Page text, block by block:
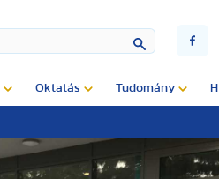
Oktatás Tudomány